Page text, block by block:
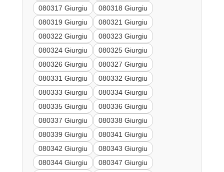
080317 Giurgiu
080318 Giurgiu
080319 Giurgiu
080321 Giurgiu
080322 Giurgiu
080323 Giurgiu
080324 Giurgiu
080325 Giurgiu
080326 Giurgiu
080327 Giurgiu
080331 Giurgiu
080332 Giurgiu
080333 Giurgiu
080334 Giurgiu
080335 Giurgiu
080336 Giurgiu
080337 Giurgiu
080338 Giurgiu
080339 Giurgiu
080341 Giurgiu
080342 Giurgiu
080343 Giurgiu
080344 Giurgiu
080347 Giurgiu